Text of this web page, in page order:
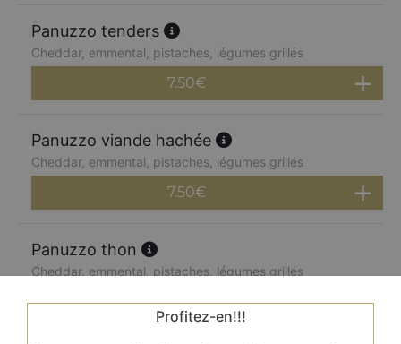
Panuzzo tenders
Cheddar, emmental, pistaches, légumes grillés
7.50€
Panuzzo viande hachée
Cheddar, emmental, pistaches, légumes grillés
7.50€
Panuzzo thon
Cheddar, emmental, pistaches, légumes grillés
7.50€
Profitez-en!!!